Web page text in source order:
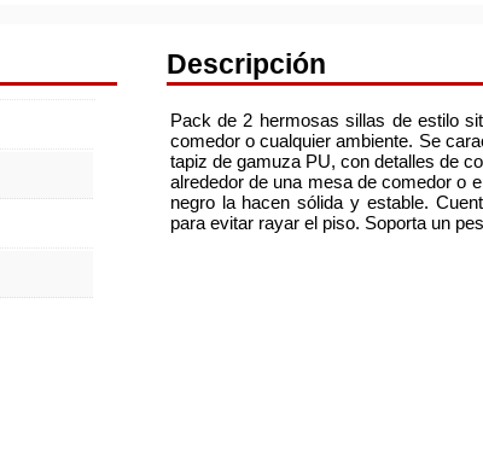
Descripción
Pack de 2 hermosas sillas de estilo
comedor o cualquier ambiente. Se
tapiz de gamuza PU, con detalles de
alrededor de una mesa de comedor o
negro la hacen sólida y estable.
para evitar rayar el piso. Soporta un